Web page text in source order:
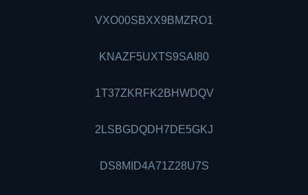
VXO00SBXX9BMZRO1
KNAZF5UXTS9SAI80
1T37ZKRFK2BHWDQV
2LSBGDQDH7DE5GKJ
DS8MID4A71Z28U7S